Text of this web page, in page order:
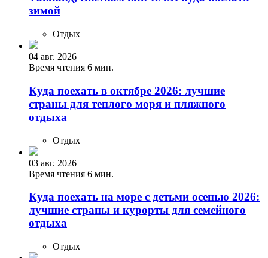
зимой
Отдых
04 авг. 2026
Время чтения 6 мин.
Куда поехать в октябре 2026: лучшие
страны для теплого моря и пляжного
отдыха
Отдых
03 авг. 2026
Время чтения 6 мин.
Куда поехать на море с детьми осенью 2026:
лучшие страны и курорты для семейного
отдыха
Отдых